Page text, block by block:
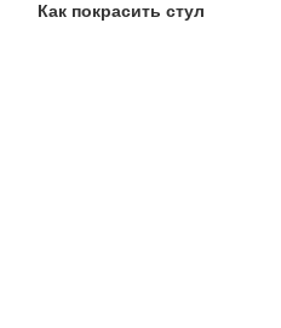
Как покрасить стул